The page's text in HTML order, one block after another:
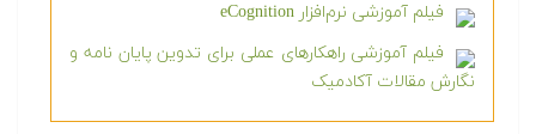
فیلم آموزشی نرم‌افزار eCognition
فیلم آموزشی راهکارهای عملی برای تدوین پایان نامه و
نگارش مقالات آکادمیک